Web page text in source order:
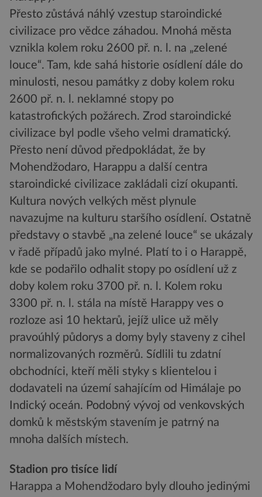
Přesto zůstává náhlý vzestup staroindické
civilizace pro vědce záhadou. Mnohá města
vznikla kolem roku 2600 př. n. l. na „zelené
louce“. Tam, kde sahá historie osídlení dále do
minulosti, nesou památky z doby kolem roku
2600 př. n. l. neklamné stopy po
katastrofických požárech. Zrod staroindické
civilizace byl podle všeho velmi dramatický.
Přesto není důvod předpokládat, že by
Mohendžodaro, Harappu a další centra
staroindické civilizace zakládali cizí okupanti.
Kultura nových velkých měst plynule
navazujme na kulturu staršího osídlení. Ostatně
představy o stavbě „na zelené louce“ se ukázaly
v řadě případů jako mylné. Platí to i o Harappě,
kde se podařilo odhalit stopy po osídlení už z
doby kolem roku 3700 př. n. l. Kolem roku
3300 př. n. l. stála na místě Harappy ves o
rozloze asi 10 hektarů, jejíž ulice už měly
pravoúhlý půdorys a domy byly staveny z cihel
normalizovaných rozměrů. Sídlili tu zdatní
obchodníci, kteří měli styky s klientelou i
dodavateli na území sahajícím od Himálaje po
Indický oceán. Podobný vývoj od venkovských
domků k městským stavením je patrný na
mnoha dalších místech.
Stadion pro tisíce lidí
Harappa a Mohendžodaro byly dlouho jedinými